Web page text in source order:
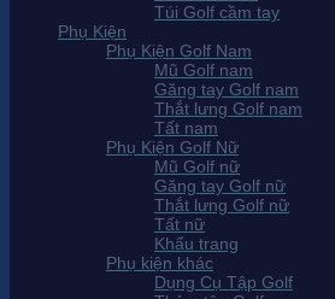
Túi Golf cầm tay
Phụ Kiện
Phụ Kiện Golf Nam
Mũ Golf nam
Găng tay Golf nam
Thắt lưng Golf nam
Tất nam
Phụ Kiện Golf Nữ
Mũ Golf nữ
Găng tay Golf nữ
Thắt lưng Golf nữ
Tất nữ
Khẩu trang
Phụ kiện khác
Dụng Cụ Tập Golf